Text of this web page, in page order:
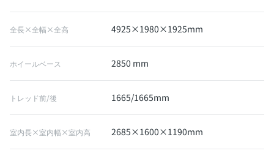
全長×全幅×全高 4925×1980×1925mm
ホイールベース 2850 mm
トレッド前/後 1665/1665mm
室内長×室内幅×室内高 2685×1600×1190mm